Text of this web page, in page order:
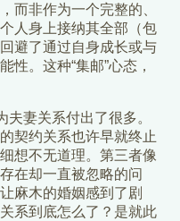
而非作为一个完整的、
人身上接纳其全部（包
避了通过自身成长或与
性。这种“集邮”心态，
夫妻关系付出了很多。
契约关系也许早就终止
想不无道理。第三者像
在却一直被忽略的问
麻木的婚姻感到了剧
系到底怎么了？是就此